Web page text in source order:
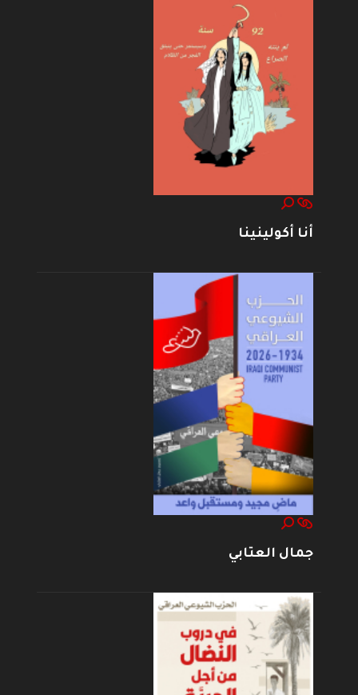
أنا أكولينينا
جمال العتابي